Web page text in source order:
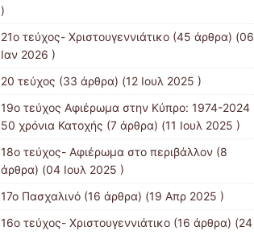
)
21ο τεύχος- Χριστουγεννιάτικο(45 άρθρα) (06
Ιαν 2026 )
20 τεύχος (33 άρθρα) (12 Ιουλ 2025 )
19o τεύχος Αφιέρωμα στην Κύπρο: 1974-2024
50 χρόνια Κατοχής (7 άρθρα) (11 Ιουλ 2025 )
18ο τεύχος- Αφιέρωμα στο περιβάλλον(8
άρθρα) (04 Ιουλ 2025 )
17ο Πασχαλινό(16 άρθρα) (19 Απρ 2025 )
16ο τεύχος- Χριστουγεννιάτικο(16 άρθρα) (24